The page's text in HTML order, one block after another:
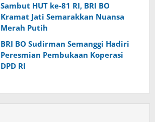
Sambut HUT ke-81 RI, BRI BO
Kramat Jati Semarakkan Nuansa
Merah Putih
BRI BO Sudirman Semanggi Hadiri
Peresmian Pembukaan Koperasi
DPD RI